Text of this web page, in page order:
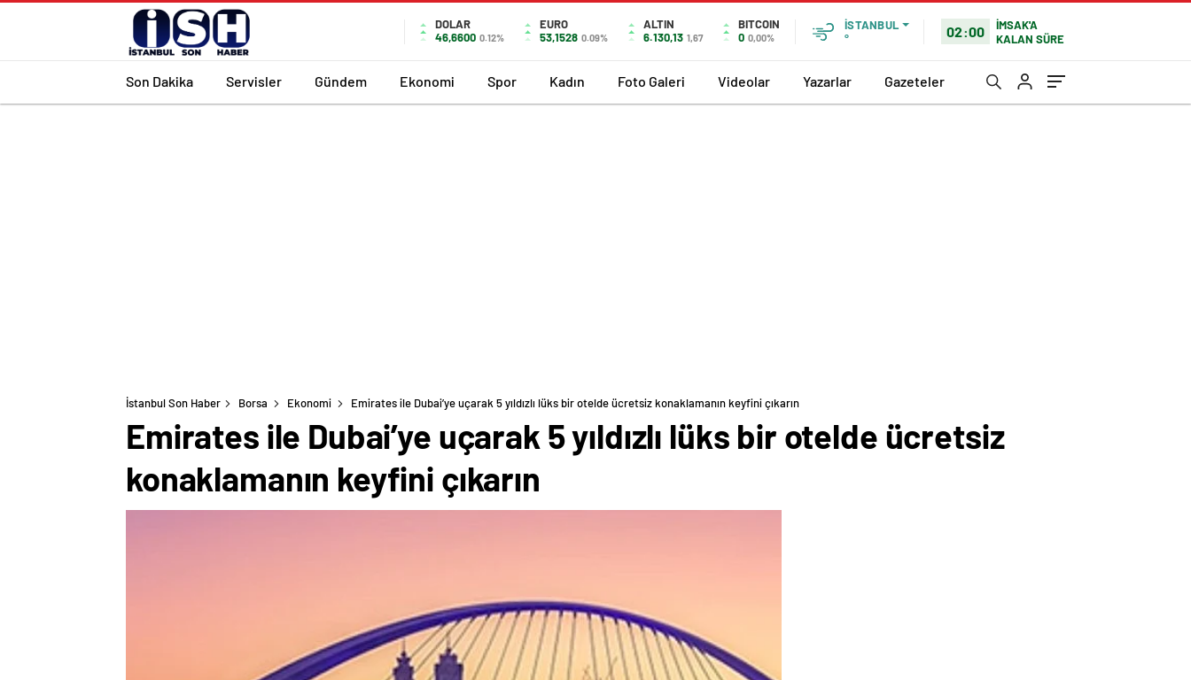
DOLAR
46,6600 0.12%
EURO
53,1528 0.09%
ALTIN
6.130,13 1,67
BITCOIN
0 0,00%
İSTANBUL
°
02:00
İMSAK'A
KALAN SÜRE
Son Dakika Servisler Gündem Ekonomi Spor Kadın Foto Galeri Videolar Yazarlar Gazeteler
İstanbul Son Haber Borsa Ekonomi Emirates ile Dubai’ye uçarak 5 yıldızlı lüks bir otelde ücretsiz konaklamanın keyfini çıkarın
Emirates ile Dubai’ye uçarak 5 yıldızlı lüks bir otelde ücretsiz
konaklamanın keyfini çıkarın